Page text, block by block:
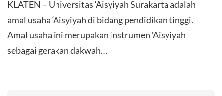
KLATEN – Universitas ‘Aisyiyah Surakarta adalah
amal usaha ‘Aisyiyah di bidang pendidikan tinggi.
Amal usaha ini merupakan instrumen ‘Aisyiyah
sebagai gerakan dakwah…